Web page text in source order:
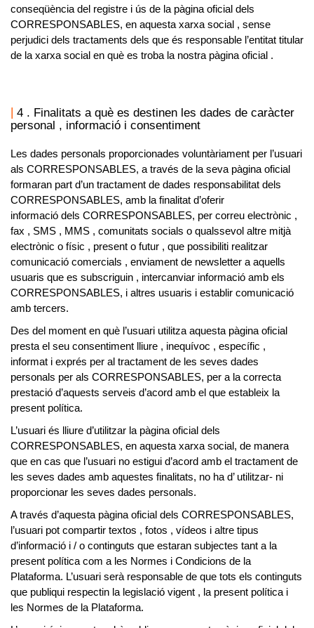
conseqüència del registre i ús de la pàgina oficial dels
CORRESPONSABLES, en aquesta xarxa social , sense
perjudici dels tractaments dels que és responsable l’entitat titular
de la xarxa social en què es troba la nostra pàgina oficial .
4 . Finalitats a què es destinen les dades de caràcter
personal , informació i consentiment
Les dades personals proporcionades voluntàriament per l’usuari
als CORRESPONSABLES, a través de la seva pàgina oficial
formaran part d’un tractament de dades responsabilitat dels
CORRESPONSABLES, amb la finalitat d’oferir
informació dels CORRESPONSABLES, per correu electrònic ,
fax , SMS , MMS , comunitats socials o qualssevol altre mitjà
electrònic o físic , present o futur , que possibiliti realitzar
comunicació comercials , enviament de newsletter a aquells
usuaris que es subscriguin , intercanviar informació amb els
CORRESPONSABLES, i altres usuaris i establir comunicació
amb tercers.
Des del moment en què l’usuari utilitza aquesta pàgina oficial
presta el seu consentiment lliure , inequívoc , específic ,
informat i exprés per al tractament de les seves dades
personals per als CORRESPONSABLES, per a la correcta
prestació d’aquests serveis d’acord amb el que estableix la
present política.
L’usuari és lliure d’utilitzar la pàgina oficial dels
CORRESPONSABLES, en aquesta xarxa social, de manera
que en cas que l’usuari no estigui d’acord amb el tractament de
les seves dades amb aquestes finalitats, no ha d’ utilitzar- ni
proporcionar les seves dades personals.
A través d’aquesta pàgina oficial dels CORRESPONSABLES,
l’usuari pot compartir textos , fotos , vídeos i altre tipus
d’informació i / o continguts que estaran subjectes tant a la
present política com a les Normes i Condicions de la
Plataforma. L’usuari serà responsable de que tots els continguts
que publiqui respectin la legislació vigent , la present política i
les Normes de la Plataforma.